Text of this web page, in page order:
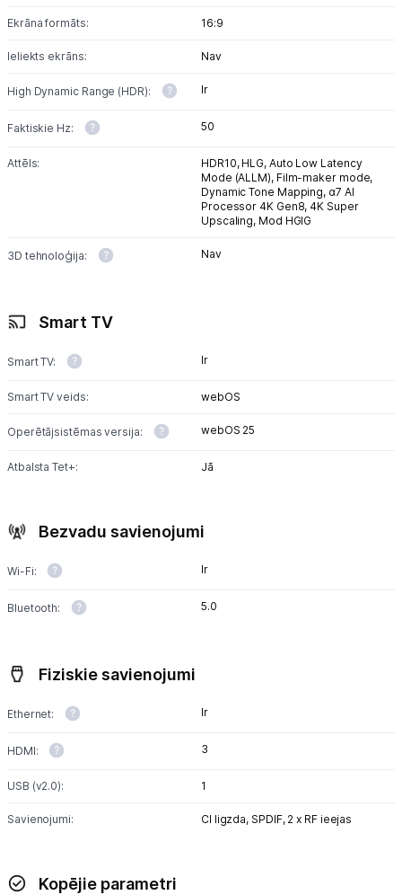
Ekrāna formāts: 16:9
Ieliekts ekrāns: Nav
High Dynamic Range (HDR): Ir
Faktiskie Hz: 50
Attēls: HDR10, HLG, Auto Low Latency
Mode (ALLM), Film-maker mode,
Dynamic Tone Mapping, α7 AI
Processor 4K Gen8, 4K Super
Upscaling, Mod HGIG
3D tehnoloģija: Nav
Smart TV
Smart TV: Ir
Smart TV veids: webOS
Operētājsistēmas versija: webOS 25
Atbalsta Tet+: Jā
Bezvadu savienojumi
Wi-Fi: Ir
Bluetooth: 5.0
Fiziskie savienojumi
Ethernet: Ir
HDMI: 3
USB (v2.0): 1
Savienojumi: CI ligzda, SPDIF, 2 x RF ieejas
Kopējie parametri